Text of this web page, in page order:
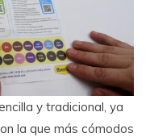
y tradicional, ya
la que más cómodos